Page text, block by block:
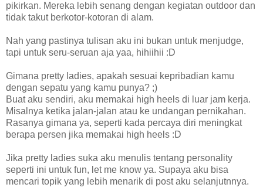
pikirkan. Mereka lebih senang dengan kegiatan outdoor dan
tidak takut berkotor-kotoran di alam.
Nah yang pastinya tulisan aku ini bukan untuk menjudge,
tapi untuk seru-seruan aja yaa, hihiihii :D
Gimana pretty ladies, apakah sesuai kepribadian kamu
dengan sepatu yang kamu punya? ;)
Buat aku sendiri, aku memakai high heels di luar jam kerja.
Misalnya ketika jalan-jalan atau ke undangan pernikahan.
Rasanya gimana ya, seperti kada percaya diri meningkat
berapa persen jika memakai high heels :D
Jika pretty ladies suka aku menulis tentang personality
seperti ini untuk fun, let me know ya. Supaya aku bisa
mencari topik yang lebih menarik di post aku selanjutnnya.